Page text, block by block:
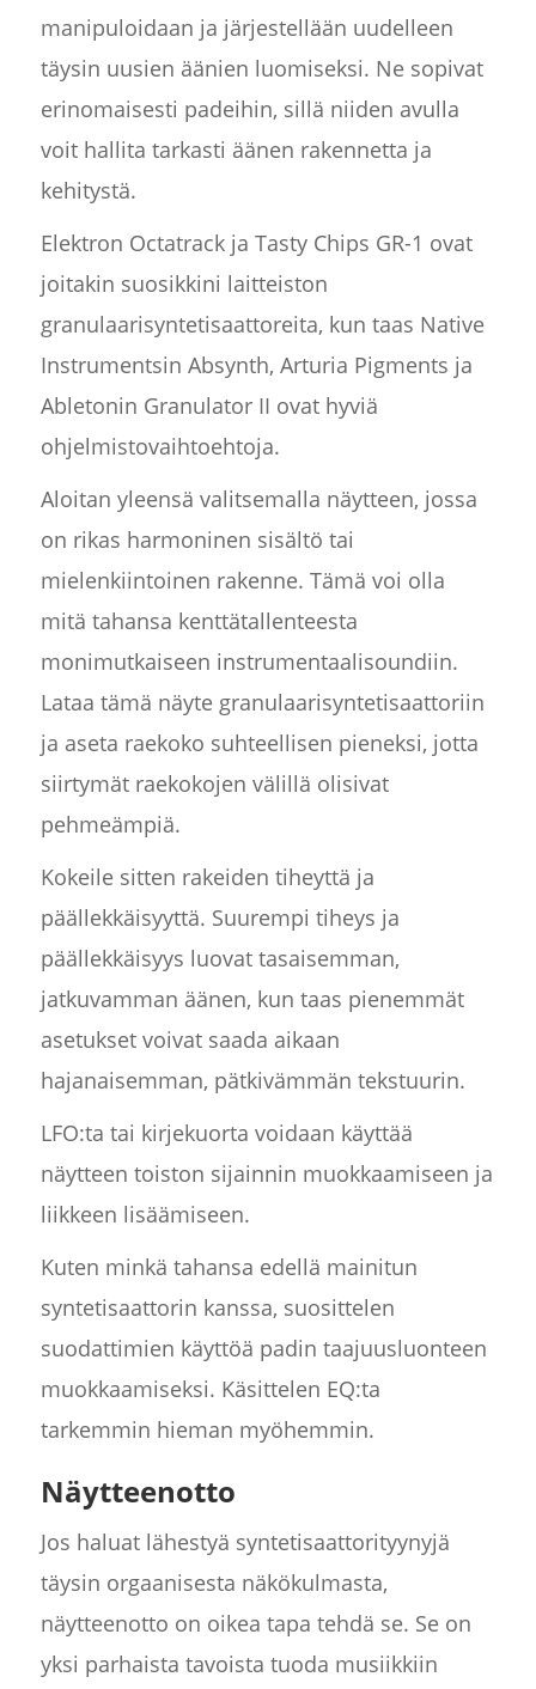
manipuloidaan ja järjestellään uudelleen
täysin uusien äänien luomiseksi. Ne sopivat
erinomaisesti padeihin, sillä niiden avulla
voit hallita tarkasti äänen rakennetta ja
kehitystä.
Elektron Octatrack ja Tasty Chips GR-1 ovat
joitakin suosikkini laitteiston
granulaarisyntetisaattoreita, kun taas Native
Instrumentsin Absynth, Arturia Pigments ja
Abletonin Granulator II ovat hyviä
ohjelmistovaihtoehtoja.
Aloitan yleensä valitsemalla näytteen, jossa
on rikas harmoninen sisältö tai
mielenkiintoinen rakenne. Tämä voi olla
mitä tahansa kenttätallenteesta
monimutkaiseen instrumentaalisoundiin.
Lataa tämä näyte granulaarisyntetisaattoriin
ja aseta raekoko suhteellisen pieneksi, jotta
siirtymät raekokojen välillä olisivat
pehmeämpiä.
Kokeile sitten rakeiden tiheyttä ja
päällekkäisyyttä. Suurempi tiheys ja
päällekkäisyys luovat tasaisemman,
jatkuvamman äänen, kun taas pienemmät
asetukset voivat saada aikaan
hajanaisemman, pätkivämmän tekstuurin.
LFO:ta tai kirjekuorta voidaan käyttää
näytteen toiston sijainnin muokkaamiseen ja
liikkeen lisäämiseen.
Kuten minkä tahansa edellä mainitun
syntetisaattorin kanssa, suosittelen
suodattimien käyttöä padin taajuusluonteen
muokkaamiseksi. Käsittelen EQ:ta
tarkemmin hieman myöhemmin.
Näytteenotto
Jos haluat lähestyä syntetisaattorityynyjä
täysin orgaanisesta näkökulmasta,
näytteenotto on oikea tapa tehdä se. Se on
yksi parhaista tavoista tuoda musiikkiin